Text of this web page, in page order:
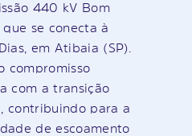
440 kV Bom
que se conecta à
em Atibaia (SP).
compromisso
com a transição
contribuindo para a
de escoamento